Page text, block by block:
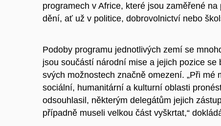
programech v Africe, které jsou zaměřené
dění, ať už v politice, dobrovolnictví nebo
Podoby programu jednotlivých zemí se
jsou součástí národní mise a jejich pozice
svých možnostech značně omezení. „Při
sociální, humanitární a kulturní oblasti
odsouhlasil, některým delegátům jejich
případně museli velkou část vyškrtat,“